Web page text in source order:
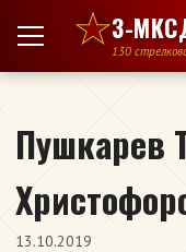
Перейти к содержимому
3-
130
Пушкарев
13.10.2019